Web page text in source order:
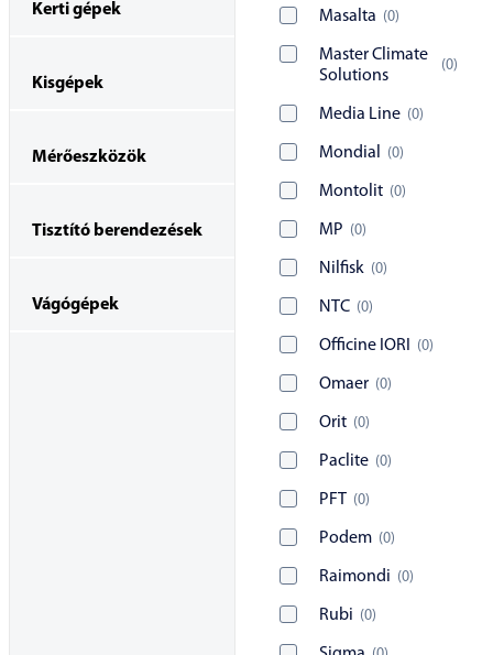
Masalta (0)
Master Climate
Solutions
(0)
Media Line (0)
Mondial (0)
Montolit (0)
MP (0)
Nilfisk (0)
NTC (0)
Officine IORI (0)
Omaer (0)
Orit (0)
Paclite (0)
PFT (0)
Podem (0)
Raimondi (0)
Rubi (0)
Kerti gépek
Kisgépek
Mérőeszközök
Tisztító berendezések
Vágógépek